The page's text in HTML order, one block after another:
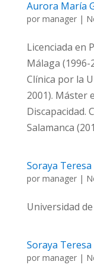
Aurora María
por manager|
Licenciada en
Málaga (1996-
Clínica por la
2001). Máster
Discapacidad.
Salamanca
Soraya
por manager|
Universidad
Soraya
por manager|